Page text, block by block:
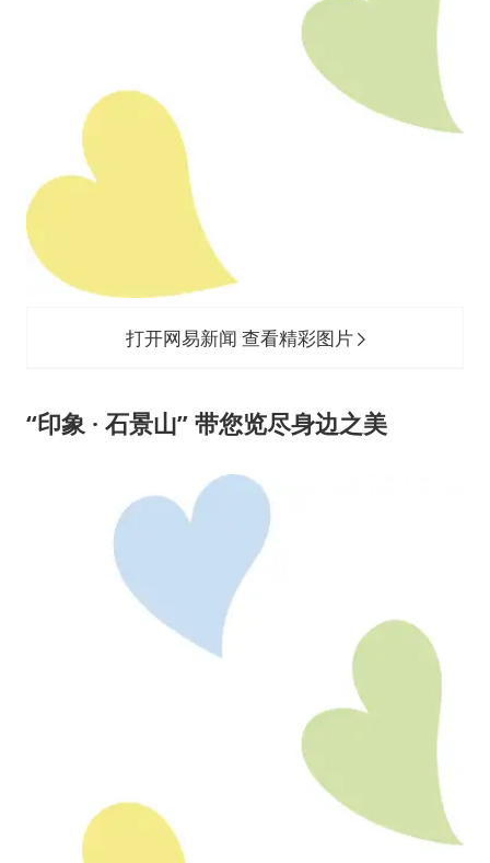
打开网易新闻 查看精彩图片
“印象 · 石景山” 带您览尽身边之美